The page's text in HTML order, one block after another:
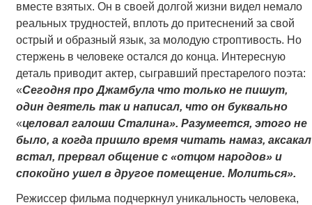
вместе взятых. Он в своей долгой жизни видел немало
реальных трудностей, вплоть до притеснений за свой
острый и образный язык, за молодую строптивость. Но
стержень в человеке остался до конца. Интересную
деталь приводит актер, сыгравший престарелого поэта:
«Сегодня про Джамбула что только не пишут,
один деятель так и написал, что он буквально
«целовал галоши Сталина». Разумеется, этого не
было, а когда пришло время читать намаз, аксакал
встал, прервал общение с «отцом народов» и
спокойно ушел в другое помещение. Молиться».
Режиссер фильма подчеркнул уникальность человека,